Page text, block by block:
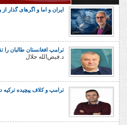
ایران و اما و اگرهای گذار
ترامپ افغانستان طالبان را
د.فیض‌الله جلال
ترامپ و کلاف پیچیده ترکیه